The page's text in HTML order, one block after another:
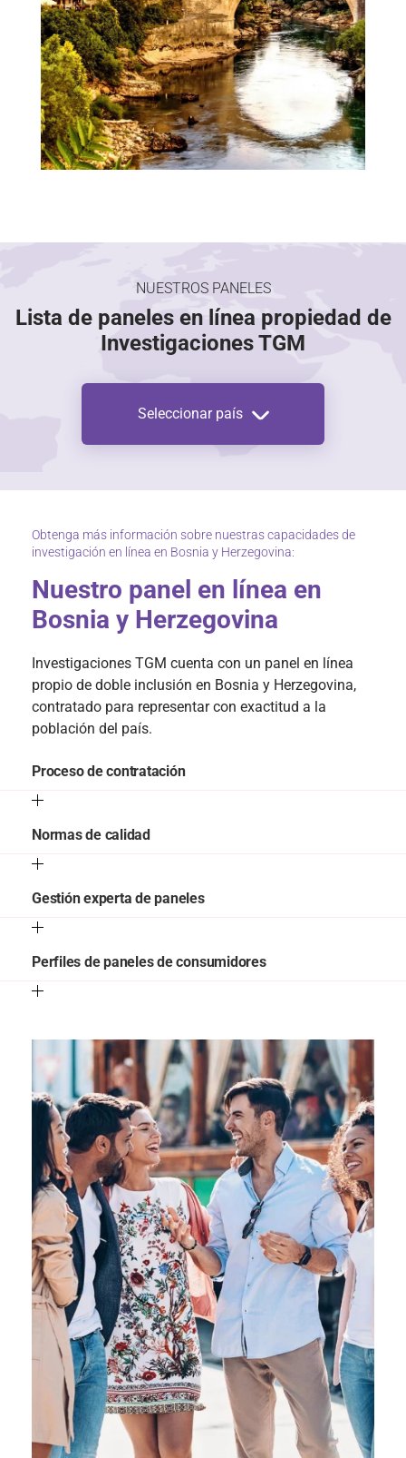
NUESTROS PANELES
Lista de paneles en línea propiedad de
Investigaciones TGM
Seleccionar país
Obtenga más información sobre nuestras capacidades de
investigación en línea en Bosnia y Herzegovina:
Nuestro panel en línea en
Bosnia y Herzegovina
Investigaciones TGM cuenta con un panel en línea
propio de doble inclusión en Bosnia y Herzegovina,
contratado para representar con exactitud a la
población del país.
Proceso de contratación
Normas de calidad
Gestión experta de paneles
Perfiles de paneles de consumidores